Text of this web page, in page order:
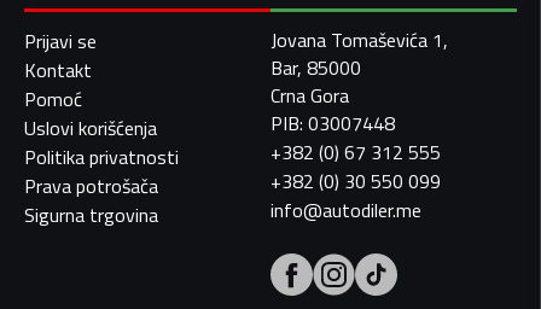
Prijavi se
Kontakt
Pomoć
Uslovi korišćenja
Politika privatnosti
Prava potrošača
Sigurna trgovina
Jovana Tomaševića 1,
Bar, 85000
Crna Gora
PIB: 03007448
+382 (0) 67 312 555
+382 (0) 30 550 099
info@autodiler.me